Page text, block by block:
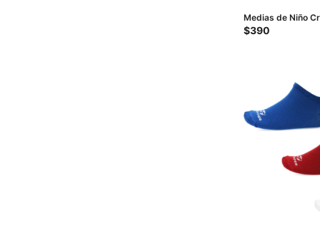
Medias de Niño
Solid/Stripes pack
$390